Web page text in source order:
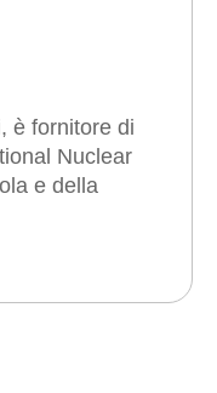
è fornitore di
Nuclear
e della